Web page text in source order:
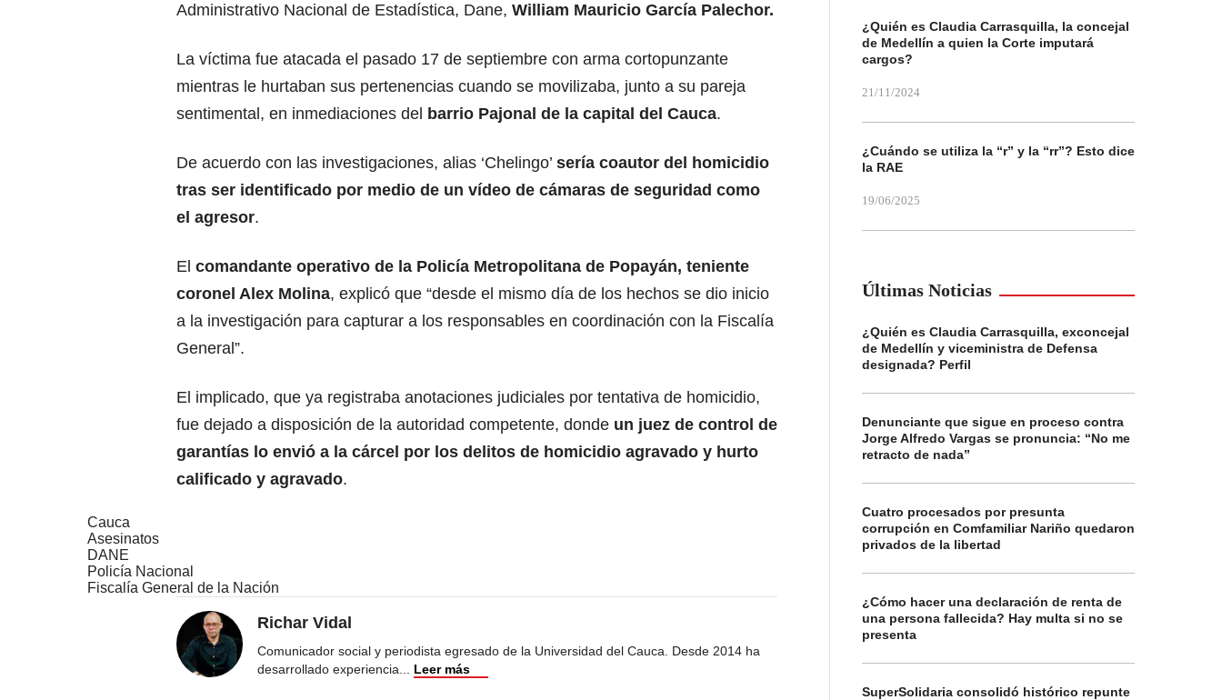
Administrativo Nacional de Estadística, Dane, William Mauricio García Palechor.
La víctima fue atacada el pasado 17 de septiembre con arma cortopunzante
mientras le hurtaban sus pertenencias cuando se movilizaba, junto a su pareja
sentimental, en inmediaciones del barrio Pajonal de la capital del Cauca.
De acuerdo con las investigaciones, alias ‘Chelingo’ sería coautor del homicidio
tras ser identificado por medio de un vídeo de cámaras de seguridad como
el agresor.
El comandante operativo de la Policía Metropolitana de Popayán, teniente
coronel Alex Molina, explicó que “desde el mismo día de los hechos se dio inicio
a la investigación para capturar a los responsables en coordinación con la Fiscalía
General”.
El implicado, que ya registraba anotaciones judiciales por tentativa de homicidio,
fue dejado a disposición de la autoridad competente, donde un juez de control de
garantías lo envió a la cárcel por los delitos de homicidio agravado y hurto
calificado y agravado.
Cauca
Asesinatos
DANE
Policía Nacional
Fiscalía General de la Nación
Richar Vidal
Comunicador social y periodista egresado de la Universidad del Cauca. Desde 2014 ha
desarrollado experiencia... Leer más
¿Quién es Claudia Carrasquilla, la concejal
de Medellín a quien la Corte imputará
cargos?
21/11/2024
¿Cuándo se utiliza la “r” y la “rr”? Esto dice
la RAE
19/06/2025
Últimas Noticias
¿Quién es Claudia Carrasquilla, exconcejal
de Medellín y viceministra de Defensa
designada? Perfil
Denunciante que sigue en proceso contra
Jorge Alfredo Vargas se pronuncia: “No me
retracto de nada”
Cuatro procesados por presunta
corrupción en Comfamiliar Nariño quedaron
privados de la libertad
¿Cómo hacer una declaración de renta de
una persona fallecida? Hay multa si no se
presenta
SuperSolidaria consolidó histórico repunte